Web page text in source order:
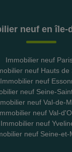
neuf en île-
Immobilier neuf
neuf Hauts de
Immobilier neuf
neuf Seine-
neuf Val-de-
neuf Val-
Immobilier neuf
neuf Seine-et-